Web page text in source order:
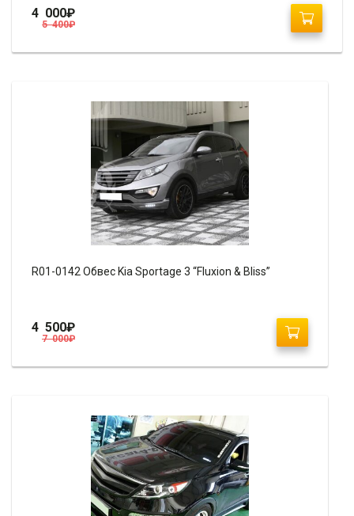
5 400₽
4 000₽
R01-0142 Обвес Kia Sportage 3 “Fluxion & Bliss”
7 000₽
4 500₽